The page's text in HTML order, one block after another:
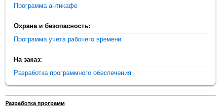
Программа антикафе
Охрана и безопасность:
Программа учета рабочего времени
На заказ:
Разработка программного обеспечения
Разработка программ